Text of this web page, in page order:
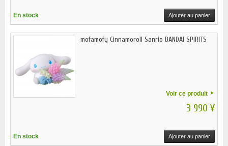
En stock Ajouter au panier
mofamofy Cinnamoroll Sanrio BANDAI SPIRITS
Voir ce produit
3 990 ¥
En stock Ajouter au panier